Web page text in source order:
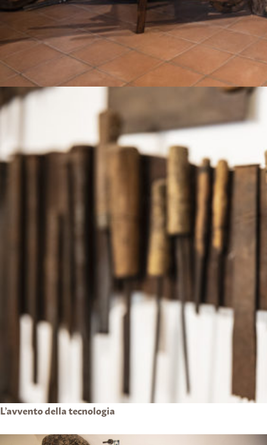
L’avvento della tecnologia